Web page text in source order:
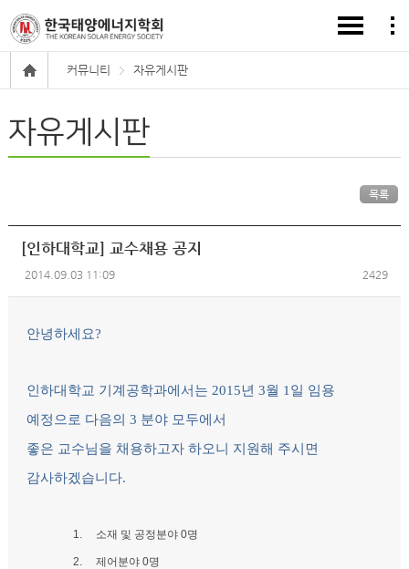
커뮤니티 자유게시판
자유게시판
목록
[인하대학교] 교수채용 공지
2014.09.03 11:09 2429
안녕하세요?
인하대학교 기계공학과에서는 2015년 3월 1일 임용
예정으로 다음의 3 분야 모두에서
좋은 교수님을 채용하고자 하오니 지원해 주시면
감사하겠습니다.
1. 소재 및 공정분야 0명
2. 제어분야 0명